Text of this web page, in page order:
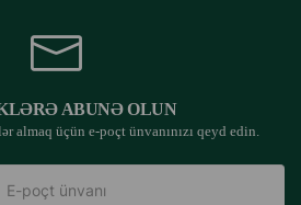
ABUNƏ OLUN
almaq üçün e-poçt ünvanınızı qeyd edin.